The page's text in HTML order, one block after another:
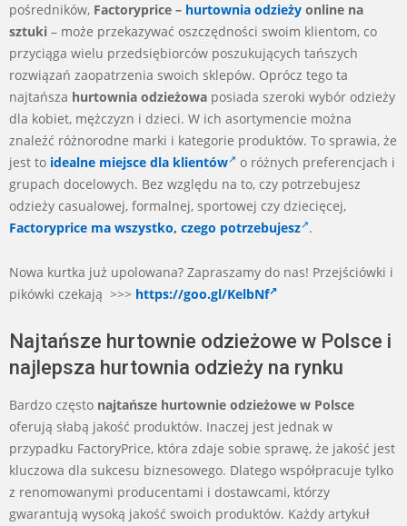
pośredników, Factoryprice – hurtownia odzieży online na
sztuki – może przekazywać oszczędności swoim klientom, co
przyciąga wielu przedsiębiorców poszukujących tańszych
rozwiązań zaopatrzenia swoich sklepów. Oprócz tego ta
najtańsza hurtownia odzieżowa posiada szeroki wybór odzieży
dla kobiet, mężczyzn i dzieci. W ich asortymencie można
znaleźć różnorodne marki i kategorie produktów. To sprawia, że
jest to idealne miejsce dla klientów
o różnych preferencjach i
grupach docelowych. Bez względu na to, czy potrzebujesz
odzieży casualowej, formalnej, sportowej czy dziecięcej,
Factoryprice ma wszystko, czego potrzebujesz .
Nowa kurtka już upolowana? Zapraszamy do nas! Przejściówki i
pikówki czekają >>> https://goo.gl/KelbNf
Najtańsze hurtownie odzieżowe w Polsce i
najlepsza hurtownia odzieży na rynku
Bardzo często najtańsze hurtownie odzieżowe w Polsce
oferują słabą jakość produktów. Inaczej jest jednak w
przypadku FactoryPrice, która zdaje sobie sprawę, że jakość jest
kluczowa dla sukcesu biznesowego. Dlatego współpracuje tylko
z renomowanymi producentami i dostawcami, którzy
gwarantują wysoką jakość swoich produktów. Każdy artykuł